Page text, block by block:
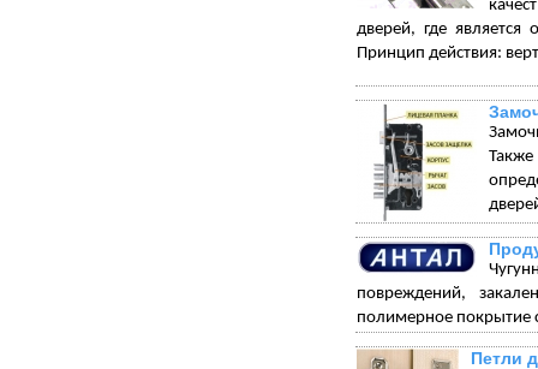
дверей, где является
Принцип действия:
повреждений,
полимерное покрытие
Петли